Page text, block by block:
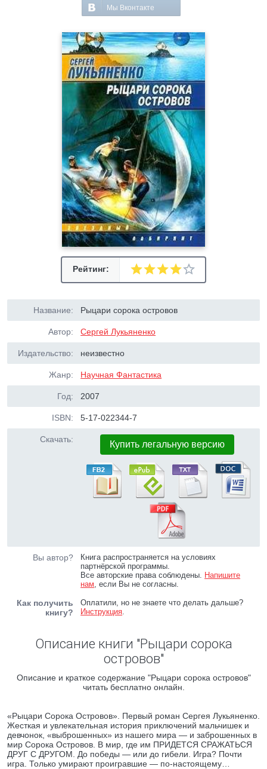
Мы Вконтакте
Рейтинг:
Название: Рыцари сорока островов
Автор: Сергей Лукьяненко
Издательство: неизвестно
Жанр: Научная Фантастика
Год: 2007
ISBN: 5-17-022344-7
Скачать: Купить легальную версию
Вы автор?
Книга распространяется на условиях
партнёрской программы.
Все авторские права соблюдены. Напишите
нам, если Вы не согласны.
Как получить
книгу?
Оплатили, но не знаете что делать дальше?
Инструкция.
Описание книги "Рыцари сорока
островов"
Описание и краткое содержание "Рыцари сорока островов"
читать бесплатно онлайн.
«Рыцари Сорока Островов». Первый роман Сергея Лукьяненко.
Жесткая и увлекательная история приключений мальчишек и
девчонок, «выброшенных» из нашего мира — и заброшенных в
мир Сорока Островов. В мир, где им ПРИДЕТСЯ СРАЖАТЬСЯ
ДРУГ С ДРУГОМ. До победы — или до гибели. Игра? Почти
игра. Только умирают проигравшие — по-настоящему…